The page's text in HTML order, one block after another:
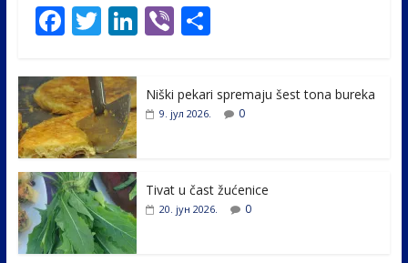
F
e
b
o
o
k
T
itt
er
Li
e
Vi
er
S
e
Niški pekari spremaju šest tona bureka
9. јул 2026. 0
Tivat u čast žućenice
20. јун 2026. 0